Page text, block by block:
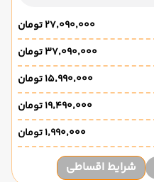
۲۷٬۰۹۰٬۰۰۰ تومان
۳۷٬۰۹۰٬۰۰۰ تومان
۱۵٬۹۹۰٬۰۰۰ تومان
۱۹٬۴۹۰٬۰۰۰ تومان
۱٬۹۹۰٬۰۰۰ تومان
شرایط اقساطی